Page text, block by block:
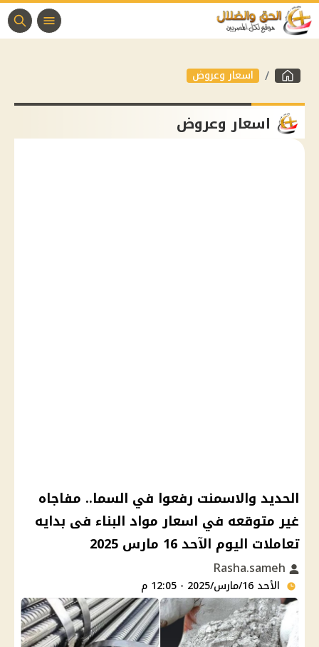
اسعار وعروض
اسعار وعروض
الحديد والاسمنت رفعوا في السما.. مفاجاه
غير متوقعه في اسعار مواد البناء فى بدايه
تعاملات اليوم الآحد 16 مارس 2025
الأحد 16/مارس/2025 - 12:05 م